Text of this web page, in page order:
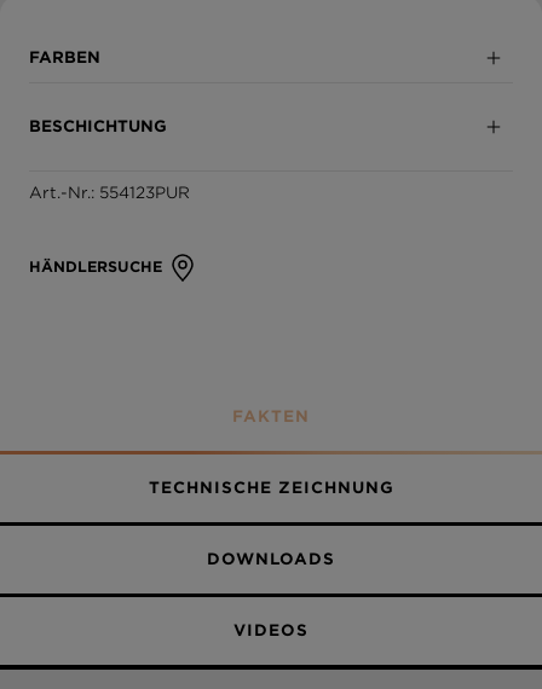
FARBEN
Bronze
Berry
Twilight
BESCHICHTUNG
Teilbeschichtet
Art.-Nr.: 554123PUR
HÄNDLERSUCHE
FAKTEN
TECHNISCHE ZEICHNUNG
DOWNLOADS
VIDEOS